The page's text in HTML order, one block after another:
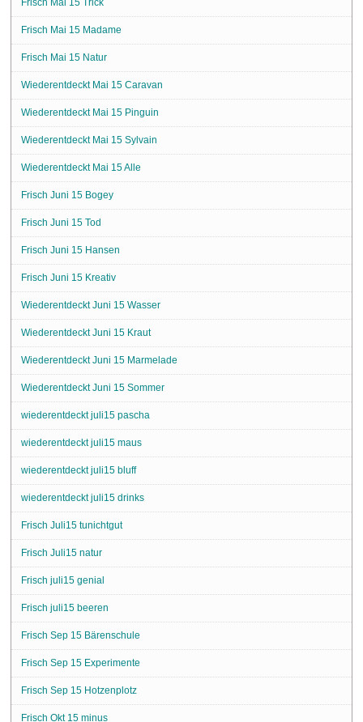
Frisch Mai 15 Trick
Frisch Mai 15 Madame
Frisch Mai 15 Natur
Wiederentdeckt Mai 15 Caravan
Wiederentdeckt Mai 15 Pinguin
Wiederentdeckt Mai 15 Sylvain
Wiederentdeckt Mai 15 Alle
Frisch Juni 15 Bogey
Frisch Juni 15 Tod
Frisch Juni 15 Hansen
Frisch Juni 15 Kreativ
Wiederentdeckt Juni 15 Wasser
Wiederentdeckt Juni 15 Kraut
Wiederentdeckt Juni 15 Marmelade
Wiederentdeckt Juni 15 Sommer
wiederentdeckt juli15 pascha
wiederentdeckt juli15 maus
wiederentdeckt juli15 bluff
wiederentdeckt juli15 drinks
Frisch Juli15 tunichtgut
Frisch Juli15 natur
Frisch juli15 genial
Frisch juli15 beeren
Frisch Sep 15 Bärenschule
Frisch Sep 15 Experimente
Frisch Sep 15 Hotzenplotz
Frisch Okt 15 minus